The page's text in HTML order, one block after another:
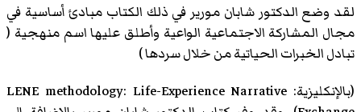
لقد وضع الدكتور شابان مورير في ذلك الكتاب مبادئ أساسية في
مجال المشاركة الاجتماعية الواعية وأطلق عليها اسم منهجية (
تبادل الخبرات الحياتية من خلال سردها )
(بالإنكليزية: LENE methodology: Life-Experience Narrative